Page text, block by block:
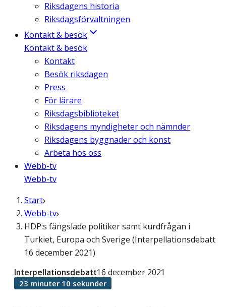
Riksdagens historia
Riksdagsförvaltningen
Kontakt & besök
Kontakt & besök
Kontakt
Besök riksdagen
Press
För lärare
Riksdagsbiblioteket
Riksdagens myndigheter och nämnder
Riksdagens byggnader och konst
Arbeta hos oss
Webb-tv
Webb-tv
Start
Webb-tv
HDP:s fängslade politiker samt kurdfrågan i
Turkiet, Europa och Sverige (Interpellationsdebatt
16 december 2021)
Interpellationsdebatt16 december 2021
23 minuter 10 sekunder